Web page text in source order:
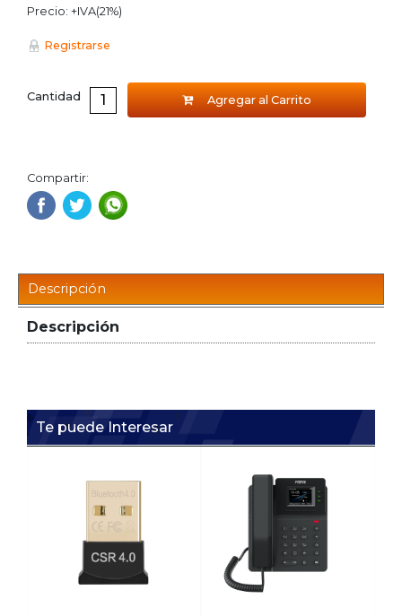
Precio: +IVA(21%)
Registrarse
Cantidad Agregar al Carrito
Compartir:
Descripción
Descripción
Te puede Interesar